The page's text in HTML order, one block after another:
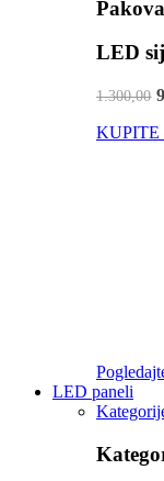
LED
1.300,00
LED paneli